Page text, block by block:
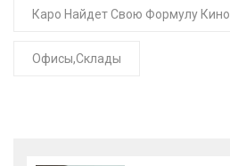
Каро Найдет Свою Формулу Кино
Офисы,склады